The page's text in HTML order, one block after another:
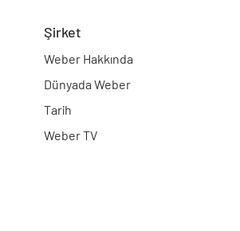
Şirket
Weber Hakkında
Dünyada Weber
Tarih
Weber TV